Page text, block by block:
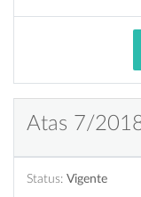
Atas 7/
Status: Vigente